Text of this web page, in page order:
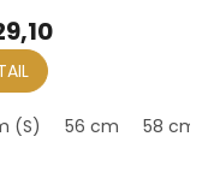
61 cm (XL)
(S) 56 cm 58 cm